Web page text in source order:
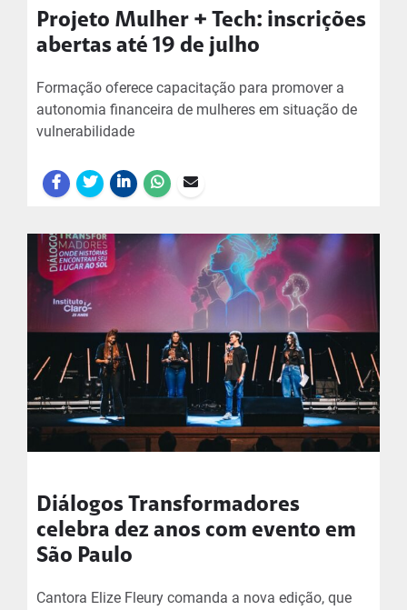
Projeto Mulher + Tech: inscrições
abertas até 19 de julho
Formação oferece capacitação para promover a
autonomia financeira de mulheres em situação de
vulnerabilidade
Diálogos Transformadores
celebra dez anos com evento em
São Paulo
Cantora Elize Fleury comanda a nova edição, que